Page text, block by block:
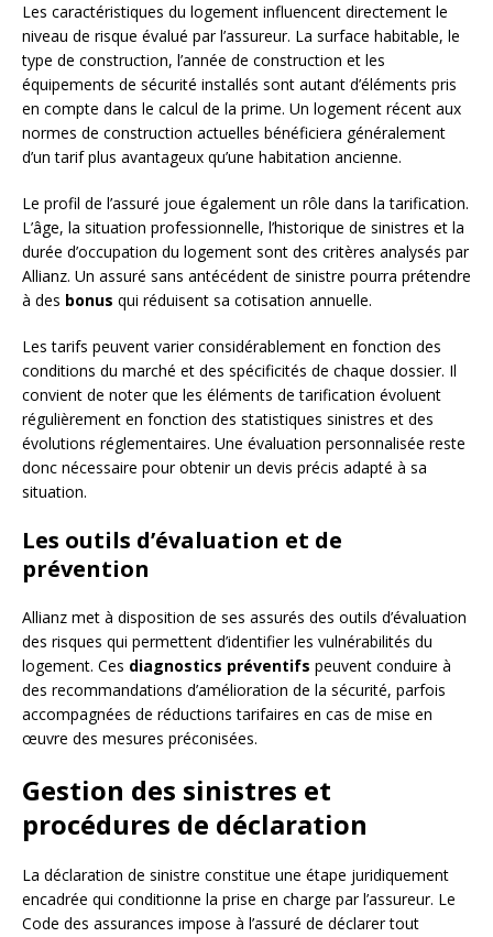
Les caractéristiques du logement influencent directement le
niveau de risque évalué par l’assureur. La surface habitable, le
type de construction, l’année de construction et les
équipements de sécurité installés sont autant d’éléments pris
en compte dans le calcul de la prime. Un logement récent aux
normes de construction actuelles bénéficiera généralement
d’un tarif plus avantageux qu’une habitation ancienne.
Le profil de l’assuré joue également un rôle dans la tarification.
L’âge, la situation professionnelle, l’historique de sinistres et la
durée d’occupation du logement sont des critères analysés par
Allianz. Un assuré sans antécédent de sinistre pourra prétendre
à des bonus qui réduisent sa cotisation annuelle.
Les tarifs peuvent varier considérablement en fonction des
conditions du marché et des spécificités de chaque dossier. Il
convient de noter que les éléments de tarification évoluent
régulièrement en fonction des statistiques sinistres et des
évolutions réglementaires. Une évaluation personnalisée reste
donc nécessaire pour obtenir un devis précis adapté à sa
situation.
Les outils d’évaluation et de
prévention
Allianz met à disposition de ses assurés des outils d’évaluation
des risques qui permettent d’identifier les vulnérabilités du
logement. Ces diagnostics préventifs peuvent conduire à
des recommandations d’amélioration de la sécurité, parfois
accompagnées de réductions tarifaires en cas de mise en
œuvre des mesures préconisées.
Gestion des sinistres et
procédures de déclaration
La déclaration de sinistre constitue une étape juridiquement
encadrée qui conditionne la prise en charge par l’assureur. Le
Code des assurances impose à l’assuré de déclarer tout